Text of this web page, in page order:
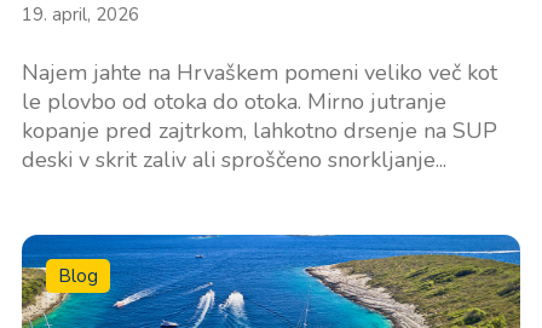
19. april, 2026
Najem jahte na Hrvaškem pomeni veliko več kot
le plovbo od otoka do otoka. Mirno jutranje
kopanje pred zajtrkom, lahkotno drsenje na SUP
deski v skrit zaliv ali sproščeno snorkljanje...
Blog